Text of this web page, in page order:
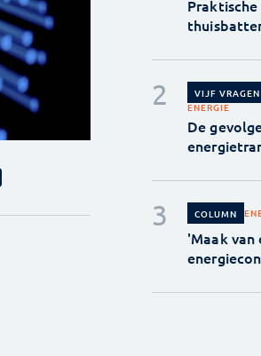
VIJF
ENERGIE
De
COLUMN
'Maak van